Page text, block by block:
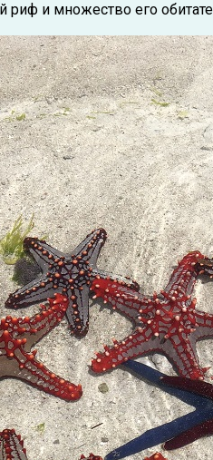
риф и множество его